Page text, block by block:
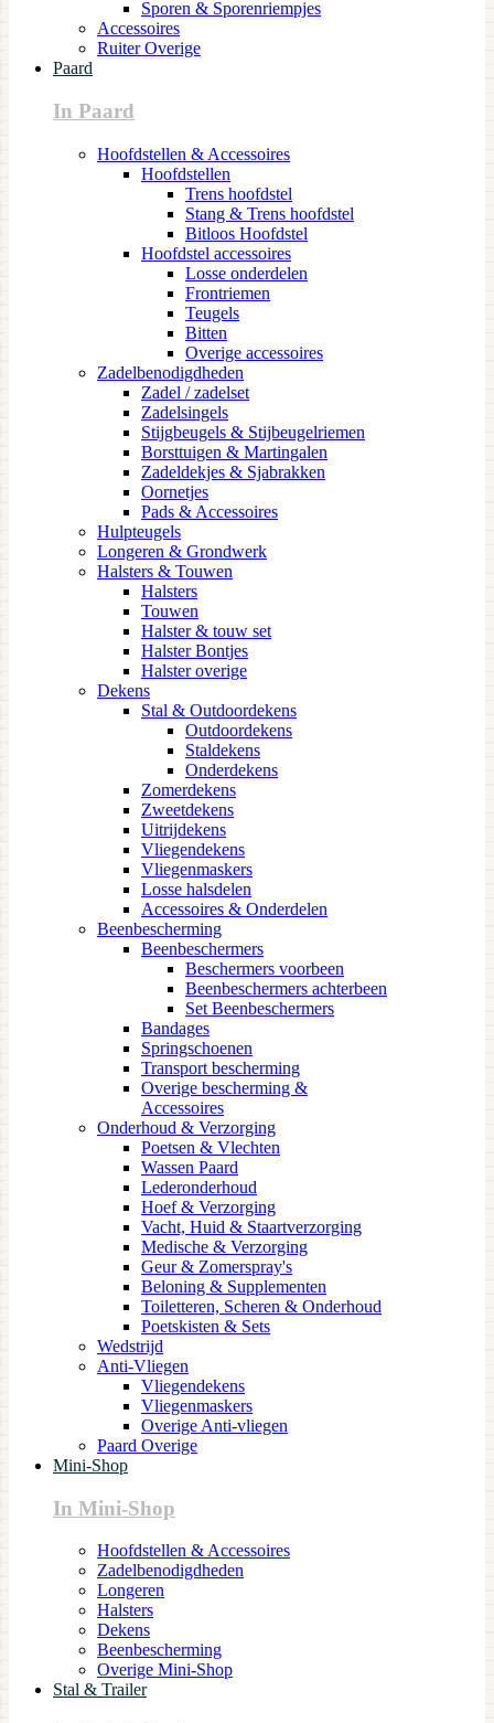
Sporen & Sporenriempjes
Accessoires
Ruiter Overige
Paard
In Paard
Hoofdstellen & Accessoires
Hoofdstellen
Trens hoofdstel
Stang & Trens hoofdstel
Bitloos Hoofdstel
Hoofdstel accessoires
Losse onderdelen
Frontriemen
Teugels
Bitten
Overige accessoires
Zadelbenodigdheden
Zadel / zadelset
Zadelsingels
Stijgbeugels & Stijbeugelriemen
Borsttuigen & Martingalen
Zadeldekjes & Sjabrakken
Oornetjes
Pads & Accessoires
Hulpteugels
Longeren & Grondwerk
Halsters & Touwen
Halsters
Touwen
Halster & touw set
Halster Bontjes
Halster overige
Dekens
Stal & Outdoordekens
Outdoordekens
Staldekens
Onderdekens
Zomerdekens
Zweetdekens
Uitrijdekens
Vliegendekens
Vliegenmaskers
Losse halsdelen
Accessoires & Onderdelen
Beenbescherming
Beenbeschermers
Beschermers voorbeen
Beenbeschermers achterbeen
Set Beenbeschermers
Bandages
Springschoenen
Transport bescherming
Overige bescherming &
Accessoires
Onderhoud & Verzorging
Poetsen & Vlechten
Wassen Paard
Lederonderhoud
Hoef & Verzorging
Vacht, Huid & Staartverzorging
Medische & Verzorging
Geur & Zomerspray's
Beloning & Supplementen
Toiletteren, Scheren & Onderhoud
Poetskisten & Sets
Wedstrijd
Anti-Vliegen
Vliegendekens
Vliegenmaskers
Overige Anti-vliegen
Paard Overige
Mini-Shop
In Mini-Shop
Hoofdstellen & Accessoires
Zadelbenodigdheden
Longeren
Halsters
Dekens
Beenbescherming
Overige Mini-Shop
Stal & Trailer